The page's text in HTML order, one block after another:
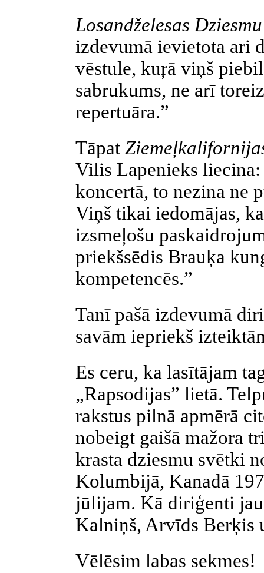
Losandželesas
izdevumā ievietota ari
vēstule, kuŗā viņš
sabrukums, ne arī
repertuāra.”
Tāpat
Vilis Lapenieks liecina:
koncertā, to nezina ne
Viņš tikai iedomājas,
izsmeļošu
priekšsēdis Brauķa
kompetencēs.”
Tanī pašā izdevumā
savām iepriekš
Es ceru, ka lasītājam
„Rapsodijas” lietā.
rakstus pilnā apmērā
nobeigt gaišā mažora
krasta dziesmu svētki
Kolumbijā, Kanadā
jūlijam. Kā diriģenti
Kalniņš, Arvīds Berķis
Vēlēsim labas sekmes!